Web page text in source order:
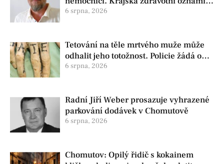
změnu ve vedení
6 srpna, 2026
Tetování na těle mrtvého muže může
odhalit jeho totožnost. Policie žádá o
pomoc
6 srpna, 2026
Radní Jiří Weber prosazuje vyhrazené
parkování dodávek v Chomutově
6 srpna, 2026
Chomutov: Opilý řidič s kokainem